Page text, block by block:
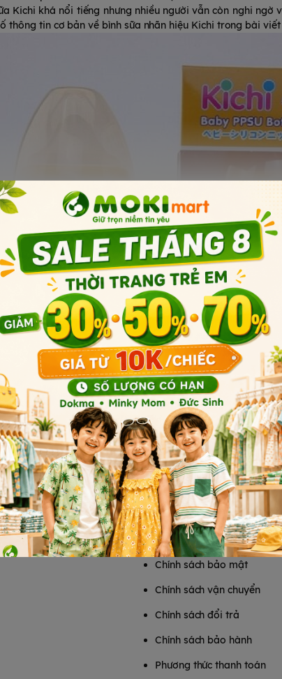
Kichi khá nổi tiếng nhưng nhiều người vẫn còn nghi ngờ
thông tin cơ bản về bình sữa nhãn hiệu Kichi trong bài
gốc xuất xứ bình
là cách gọi viết tắt của bình sữa Kichilachi. Kichilachi là
cung cấp các sản phẩm dành cho trẻ sơ sinh và trẻ
từ dây chuyền công nghệ hiện đại, bảo đảm an toàn tối đa
Xem thêm
HỖ TRỢ KHÁCH HÀNG
Chính sách bảo mật
Chính sách vận chuyển
Chính sách đổi trả
Chính sách bảo hành
Phương thức thanh toán